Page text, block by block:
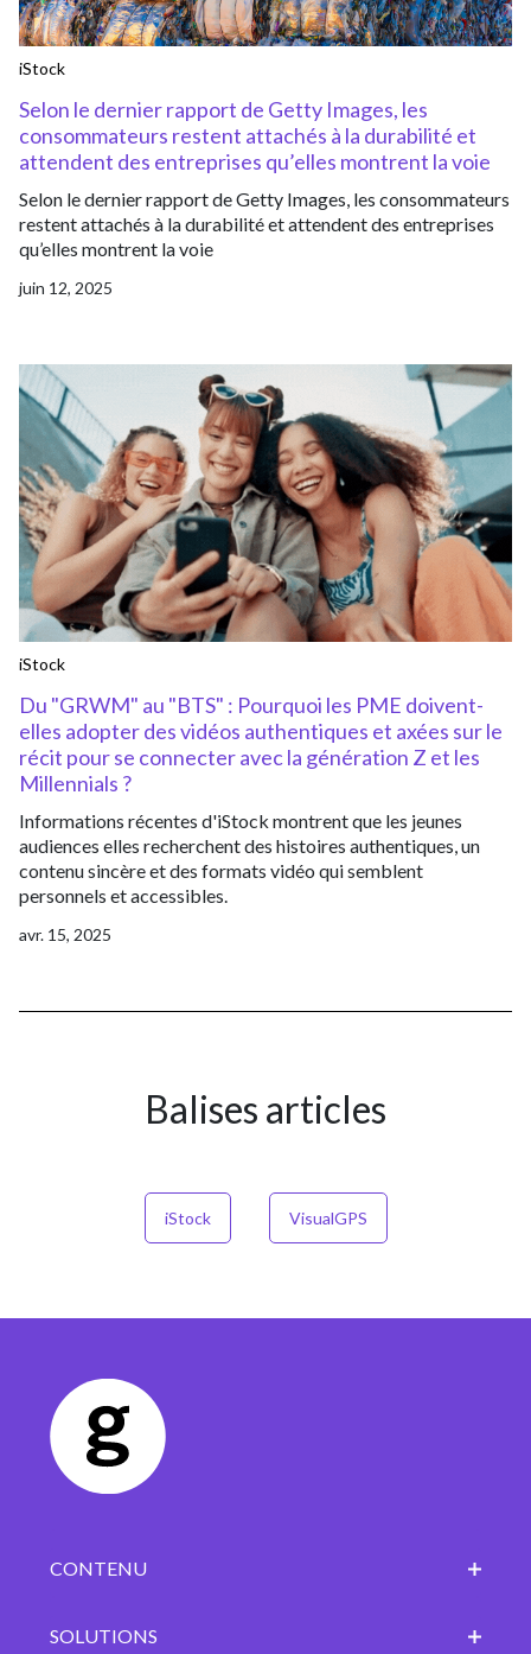
iStock
Selon le dernier rapport de Getty Images, les
consommateurs restent attachés à la durabilité et
attendent des entreprises qu’elles montrent la voie
Selon le dernier rapport de Getty Images, les consommateurs
restent attachés à la durabilité et attendent des entreprises
qu’elles montrent la voie
juin 12, 2025
iStock
Du "GRWM" au "BTS" : Pourquoi les PME doivent-
elles adopter des vidéos authentiques et axées sur le
récit pour se connecter avec la génération Z et les
Millennials ?
Informations récentes d'iStock montrent que les jeunes
audiences elles recherchent des histoires authentiques, un
contenu sincère et des formats vidéo qui semblent
personnels et accessibles.
avr. 15, 2025
Balises articles
iStock VisualGPS
CONTENU
SOLUTIONS